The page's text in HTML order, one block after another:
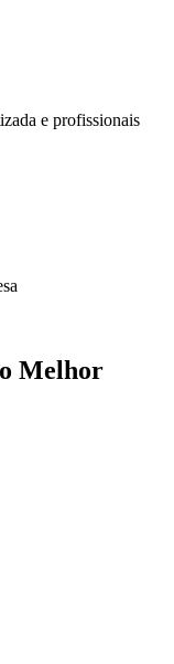
e profissionais
Melhor